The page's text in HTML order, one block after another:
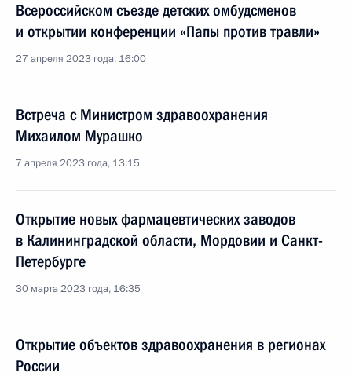
Всероссийском съезде детских омбудсменов
и открытии конференции «Папы против травли»
27 апреля 2023 года, 16:00
Встреча с Министром здравоохранения
Михаилом Мурашко
7 апреля 2023 года, 13:15
Открытие новых фармацевтических заводов
в Калининградской области, Мордовии и Санкт-
Петербурге
30 марта 2023 года, 16:35
Открытие объектов здравоохранения в регионах
России